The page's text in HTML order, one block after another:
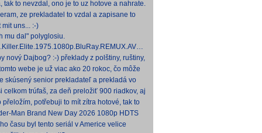
tak to nevzdal, ono je to uz hotove a nahrate.
ze prekladatel to vzdal a zapisane to
mit uns... :-)
mu dal" polyglosiu.
[21,73 GB] Dnes na WS.
nový Dajbog? :-) překlady z polštiny, ruštiny,
francouzštiny, angličtiny (12-24 hod
webe je už viac ako 20 rokoc, čo môže
vyšší vek (pokojne aj nad 40, či 50).
skúsený senior prekladateľ a prekladá vo
pre Netflix, HBO a iné, nemal by to byť
celkom trúfaš, za deň preložiť 900 riadkov, aj
a nenáročných, plus úprava
přeložím, potřebuji to mít zítra hotové, tak to
rovnou hodim.
Man Brand New Day 2026 1080p HDTS
0 H 264-LMNTRY
času byl tento seriál v Americe velice